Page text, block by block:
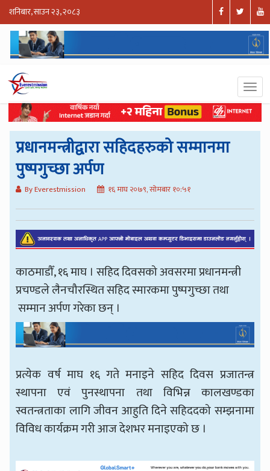
शनिबार, साउन २३, २०८३
प्रधानमन्त्रीद्वारा सहिदहरुको सम्मानमा
पुष्पगुच्छा अर्पण
By Everestmission १६ माघ २०७९, सोमबार १०:५१
काठमाडौँ, १६ माघ । सहिद दिवसको अवसरमा प्रधानमन्त्री
प्रचण्डले लैनचौरस्थित सहिद स्मारकमा पुष्पगुच्छा तथा
सम्मान अर्पण गरेका छन् ।
प्रत्येक वर्ष माघ १६ गते मनाइने सहिद दिवस प्रजातन्त्र
स्थापना एवं पुनस्थापना तथा विभिन्न कालखण्डका
स्वतन्त्रताका लागि जीवन आहुति दिने सहिददको सम्झनामा
विविध कार्यक्रम गरी आज देशभर मनाइएको छ ।